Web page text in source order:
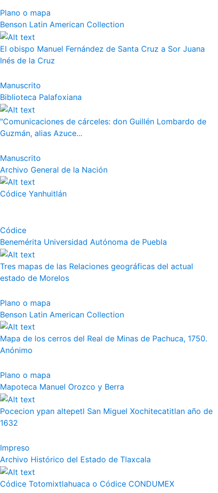
Plano o mapa
Benson Latin American Collection
El obispo Manuel Fernández de Santa Cruz a Sor Juana
Inés de la Cruz
Manuscrito
Biblioteca Palafoxiana
"Comunicaciones de cárceles: don Guillén Lombardo de
Guzmán, alias Azuce...
Manuscrito
Archivo General de la Nación
Códice Yanhuitlán
Códice
Benemérita Universidad Autónoma de Puebla
Tres mapas de las Relaciones geográficas del actual
estado de Morelos
Plano o mapa
Benson Latin American Collection
Mapa de los cerros del Real de Minas de Pachuca, 1750.
Anónimo
Plano o mapa
Mapoteca Manuel Orozco y Berra
Pocecion ypan altepetl San Miguel Xochitecatitlan año de
1632
Impreso
Archivo Histórico del Estado de Tlaxcala
Códice Totomixtlahuaca o Códice CONDUMEX